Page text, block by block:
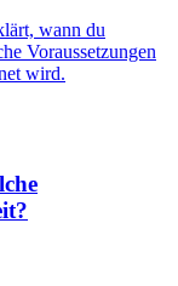
wann du
Voraussetzungen
wird.